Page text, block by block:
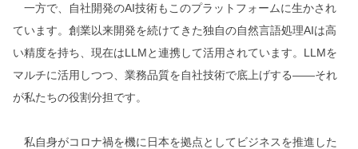
一方で、自社開発のAI技術もこのプラットフォームに生かされ
ています。創業以来開発を続けてきた独自の自然言語処理AIは高
い精度を持ち、現在はLLMと連携して活用されています。LLMを
マルチに活用しつつ、業務品質を自社技術で底上げする――それ
が私たちの役割分担です。
私自身がコロナ禍を機に日本を拠点としてビジネスを推進した